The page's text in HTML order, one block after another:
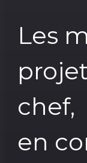
Les
chef,
en